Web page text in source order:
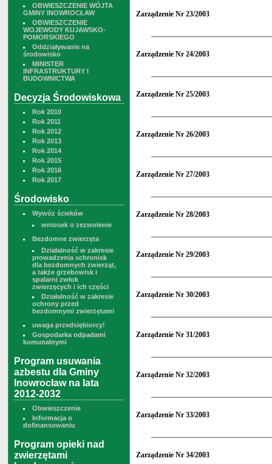
OBWIESZCZENIE WÓJTA
GMINY INOWROCŁAW
OBWIESZCZENIE
WOJEWODY KUJAWSKO-
POMORSKIEGO
Oddziaływanie na
środowisko
MINISTER
INFRASTRUKTURY I
BUDOWNICTWA
Decyzja Środowiskowa
Rok 2010
Rok 2011
Rok 2012
Rok 2013
Rok 2014
Rok 2015
Rok 2016
Rok 2017
Środowisko
Wywóz ścieków
wniosek o zezwolenie
Bezdomne zwierzęta
Działalność w zakresie
prowadzenia schronisk
dla bezdomnych zwierząt,
a także grzebowisk i
spalarni zwłok
zwierzęcych i ich części
Działalność w zakresie
ochrony przed
bezdomnymi zwierzętami
uwaga przedsiębiorcy!
Gospodarka odpadami
komunalnymi
Program usuwania
azbestu dla Gminy
Inowrocław na lata
2012-2032
Obwieszczenie
Informacja o
dofinansowaniu
Program opieki nad
zwierzętami
Zarządzenie Nr 23/2003
Zarządzenie Nr 24/2003
Zarządzenie Nr 25/2003
Zarządzenie Nr 26/2003
Zarządzenie Nr 27/2003
Zarządzenie Nr 28/2003
Zarządzenie Nr 29/2003
Zarządzenie Nr 30/2003
Zarządzenie Nr 31/2003
Zarządzenie Nr 32/2003
Zarządzenie Nr 33/2003
Zarządzenie Nr 34/2003